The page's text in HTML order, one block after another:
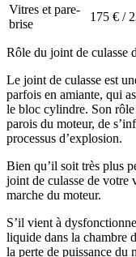
Vitres et pare-
brise
175 € /
Rôle du joint de culasse
Le joint de culasse est
parfois en amiante, qui
le bloc cylindre. Son rôle
parois du moteur, de
processus d’explosion.
Bien qu’il soit très plus
joint de culasse de votre
marche du moteur.
S’il vient à
liquide dans la chambre
la perte de puissance du